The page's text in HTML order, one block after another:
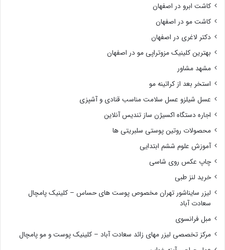
کاشت ابرو در اصفهان
کاشت مو در اصفهان
دکتر لاغری در اصفهان
بهترین کلینیک مزوتراپی مو در اصفهان
مشهد مشاور
استخر بعد از کراتینه مو
عسل شیلزو عسل سلامت مناسب قنادی و آشپزی
اجاره دستگاه اکسیژن ساز تندیس آنلاین
محصولات روتین پوستی سلبریتی ها
آموزش علوم ششم ابتدایی
چاپ عکس روی شاسی
خرید لنز طبی
لیزر سایناشور تهران مخصوص پوست های حساس – کلینیک پامچال
سعادت آباد
مبل فرانسوی
مرکز تخصصی لیزر مهای زائد سعادت آباد – کلینیک پوست و مو پامچال